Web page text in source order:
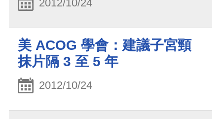
2012/10/24
美 ACOG 學會：建議子宮頸
抹片隔 3 至 5 年
2012/10/24